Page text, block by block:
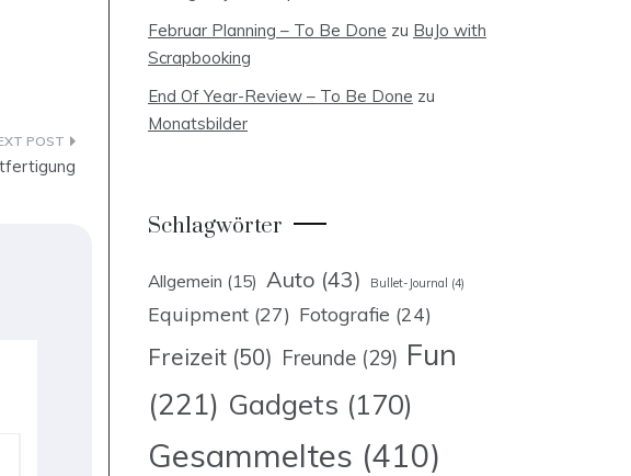
Februar Planning – To Be Done zu BuJo with
Scrapbooking
End Of Year-Review – To Be Done zu
Monatsbilder
Schlagwörter
Allgemein (15) Auto (43) Bullet-Journal (4)
Equipment (27) Fotografie (24)
Freizeit (50) Freunde (29) Fun
(221) Gadgets (170)
Gesammeltes (410)